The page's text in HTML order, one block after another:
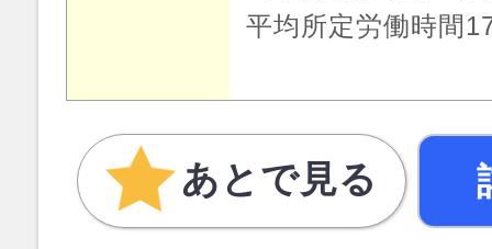
平均所定労働時間
あとで見る